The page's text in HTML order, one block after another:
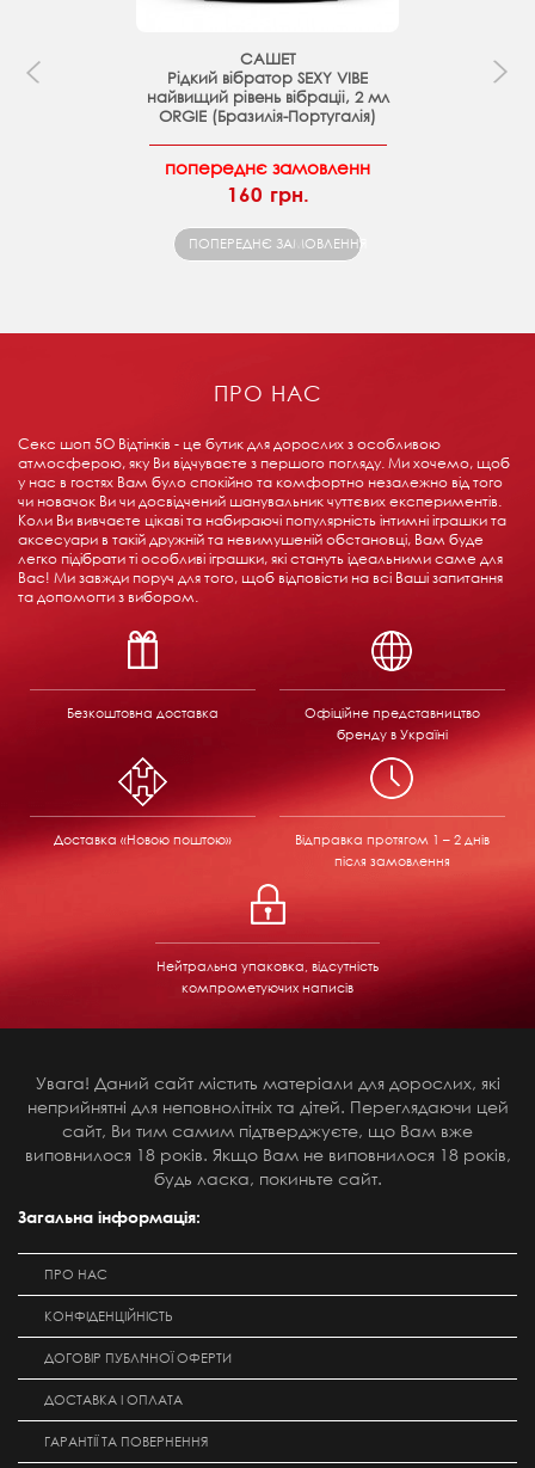
САШЕТ
Рідкий вібратор SEXY VIBE
найвищий рівень вібраціі, 2 мл
ORGIE (Бразилія-Португалія)
попереднє замовленн
160 грн.
ПОПЕРЕДНЄ ЗАМОВЛЕННЯ
ПРО НАС
Секс шоп 5О Відтінків - це бутик для дорослих з особливою
атмосферою, яку Ви відчуваєте з першого погляду. Ми хочемо, щоб
у нас в гостях Вам було спокійно та комфортно незалежно від того
чи новачок Ви чи досвідчений шанувальник чуттєвих експериментів.
Коли Ви вивчаєте цікаві та набираючі популярність інтимні іграшки та
аксесуари в такій дружній та невимушеній обстановці, Вам буде
легко підібрати ті особливі іграшки, які стануть ідеальними саме для
Вас! Ми завжди поруч для того, щоб відповісти на всі Ваші запитання
та допомогти з вибором.
Безкоштовна доставка
Офіційне представництво
бренду в Україні
Доставка «Новою поштою» Відправка протягом 1 – 2 днів
після замовлення
Нейтральна упаковка, відсутність
компрометуючих написів
Увага! Даний сайт містить матеріали для дорослих, які
неприйнятні для неповнолітніх та дітей. Переглядаючи цей
сайт, Ви тим самим підтверджуєте, що Вам вже
виповнилося 18 років. Якщо Вам не виповнилося 18 років,
будь ласка, покиньте сайт.
Загальна інформація:
ПРО НАС
КОНФІДЕНЦІЙНІСТЬ
ДОГОВІР ПУБЛІЧНОЇ ОФЕРТИ
ДОСТАВКА І ОПЛАТА
ГАРАНТІЇ ТА ПОВЕРНЕННЯ